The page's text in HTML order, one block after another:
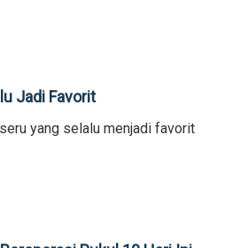
Jadi Favorit
yang selalu menjadi favorit